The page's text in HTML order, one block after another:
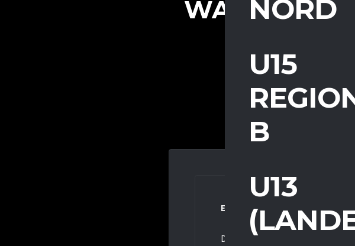
NORD
U15
B
U13
WARTET
EV Duisburg U20 zieht ins
Die U20 des EV Duisburg hat sich